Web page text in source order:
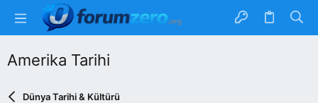
Amerika Tarihi
Dünya Tarihi & Kültürü